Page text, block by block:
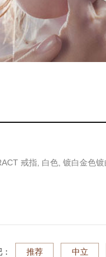
戒指, 白色, 镀白金色
推荐 中立